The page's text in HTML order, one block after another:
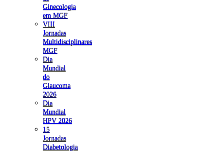
Ginecologia
em MGF
VIII
Jornadas
Multidisciplinares
MGF
Dia
Mundial
do
Glaucoma
2026
Dia
Mundial
HPV 2026
15
Jornadas
Diabetologia